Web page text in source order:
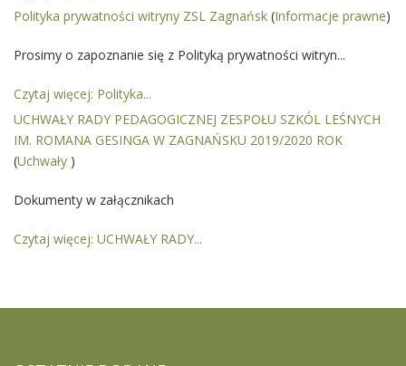
Polityka prywatności witryny ZSL Zagnańsk (Informacje prawne)
Prosimy o zapoznanie się z Polityką prywatności witryn...
Czytaj więcej: Polityka...
UCHWAŁY RADY PEDAGOGICZNEJ ZESPOŁU SZKÓL LEŚNYCH
IM. ROMANA GESINGA W ZAGNAŃSKU 2019/2020 ROK
(Uchwały )
Dokumenty w załącznikach
Czytaj więcej: UCHWAŁY RADY...